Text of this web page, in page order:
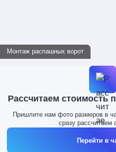
Монтаж распашных ворот
Рассчитаем стоимость
Пришлите нам фото размеров в
сразу рассчитаем
Перейти в